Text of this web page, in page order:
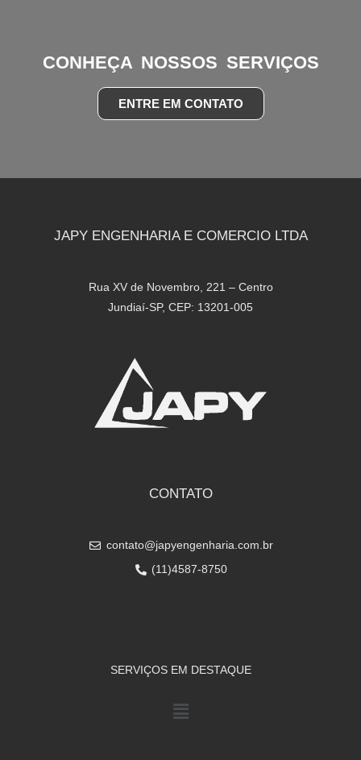
CONHEÇA NOSSOS SERVIÇOS
ENTRE EM CONTATO
JAPY ENGENHARIA E COMERCIO LTDA
Rua XV de Novembro, 221 – Centro
Jundiaí-SP, CEP: 13201-005
CONTATO
contato@japyengenharia.com.br
(11)4587-8750
SERVIÇOS EM DESTAQUE